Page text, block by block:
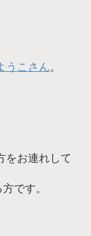
うこさん。
をお連れして
です。